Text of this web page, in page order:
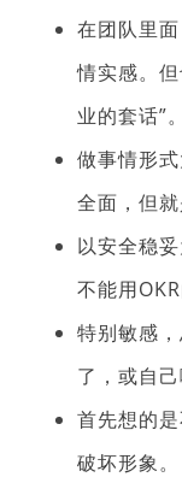
在团队里
情实感。
业的套话”。
做事情形
全面，但就
以安全稳
不能用
特别敏感
了，或自己
首先想的
破坏形象。